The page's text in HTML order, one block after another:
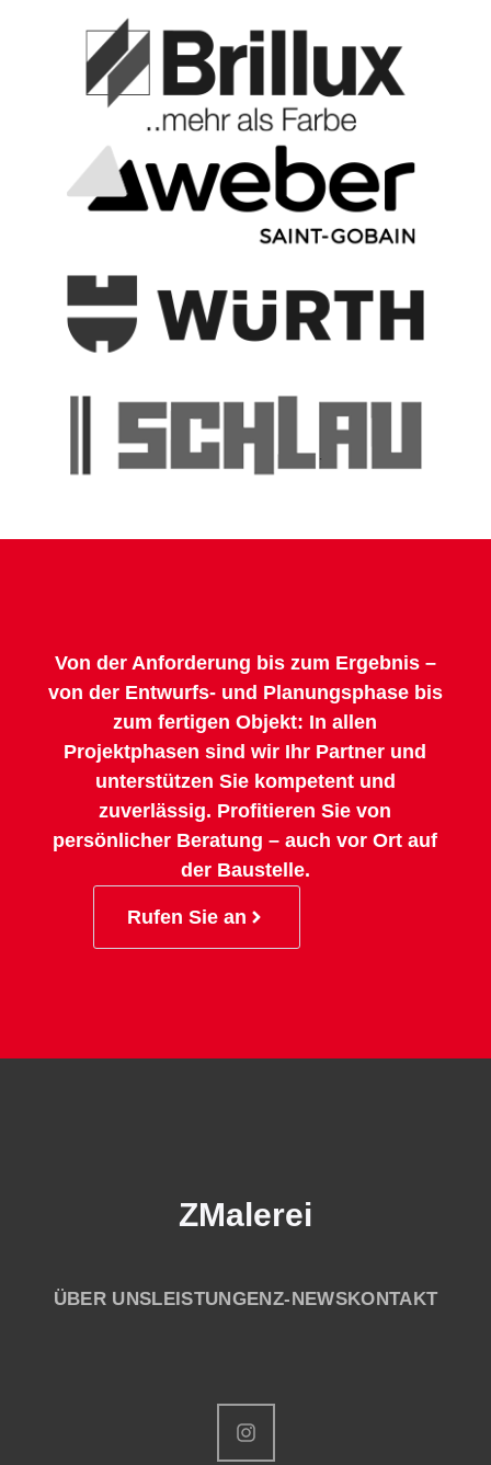
Von der Anforderung bis zum Ergebnis –
von der Entwurfs- und Planungsphase bis
zum fertigen Objekt: In allen
Projektphasen sind wir Ihr Partner und
unterstützen Sie kompetent und
zuverlässig. Profitieren Sie von
persönlicher Beratung – auch vor Ort auf
der Baustelle.
Rufen Sie an
ZMalerei
ÜBER UNSLEISTUNGENZ-NEWSKONTAKT